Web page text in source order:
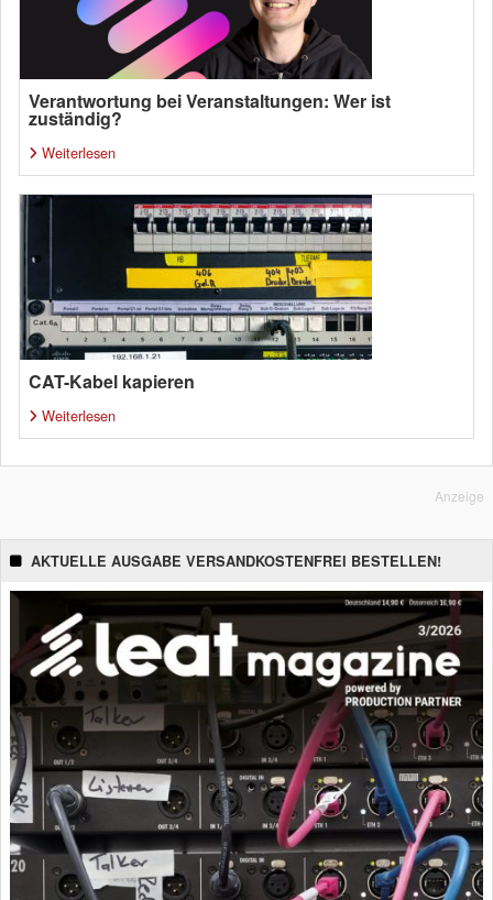
Verantwortung bei Veranstaltungen: Wer ist
zuständig?
Weiterlesen
CAT-Kabel kapieren
Weiterlesen
Anzeige
AKTUELLE AUSGABE VERSANDKOSTENFREI BESTELLEN!